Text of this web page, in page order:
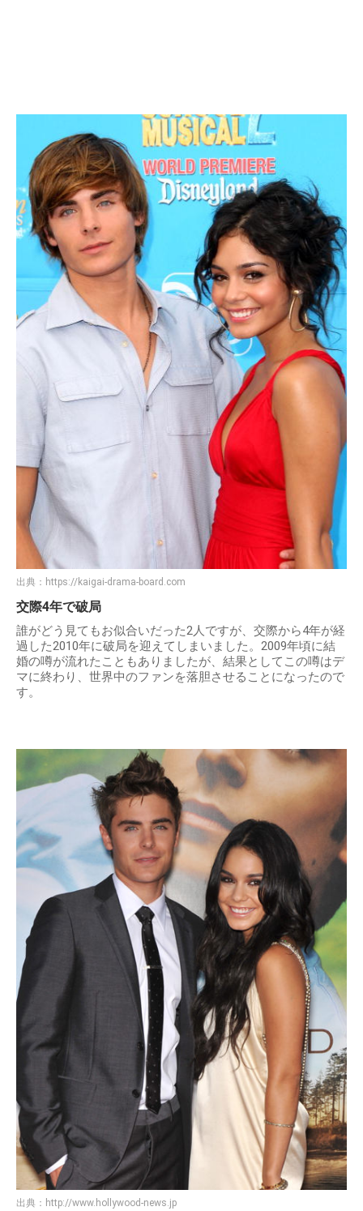
出典： https://kaigai-drama-board.com
交際4年で破局
誰がどう見てもお似合いだった2人ですが、交際から4年が経
過した2010年に破局を迎えてしまいました。2009年頃に結
婚の噂が流れたこともありましたが、結果としてこの噂はデ
マに終わり、世界中のファンを落胆させることになったので
す。
出典： http://www.hollywood-news.jp